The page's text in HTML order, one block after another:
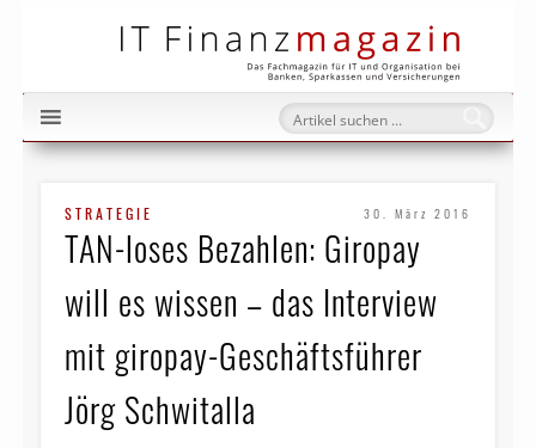
STRATEGIE 30. März 2016
TAN-loses Bezahlen: Giropay
will es wissen – das Interview
mit giropay-Geschäftsführer
Jörg Schwitalla